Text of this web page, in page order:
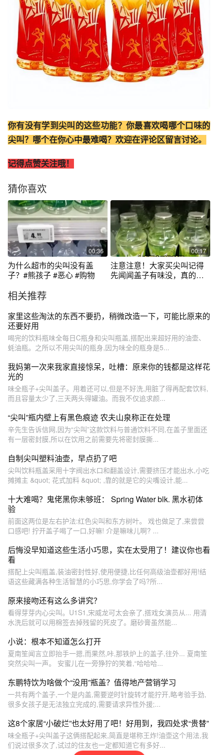
你有没有学到尖叫的这些功能？你最喜欢喝哪个口味的
尖叫？哪个在你心中最难喝？欢迎在评论区留言讨论。
记得点赞关注哦！
猜你喜欢
00:36
为什么超市的尖叫没有盖
子？#熊孩子 #恶心 #购物
00:17
注意注意！大家买尖叫记得
先闻闻盖子有味没，真的有
相关推荐
家里这些淘汰的东西不要扔，稍微改造一下，可能比原来的
还要好用
喝完的饮料瓶味全每日C瓶身和尖叫瓶盖,搭配出来超好用的油壶、
蚝油瓶。之所以不用尖叫的瓶身,因为味全的瓶身是5...
我妈第一次来我家直接惊呆，吐槽：原来你的钱都是这样花
光的
味全瓶子+尖叫盖子。用着还可以,但是不好洗,用脏了得再配套饮料,
而且容量太少了,三天两头得罐油。而我不仅追求颜...
“尖叫”瓶内壁上有黑色痕迹 农夫山泉称正在处理
辛先生告诉信网,因为“尖叫”这款饮料与普通饮料不同,在盖子里面还
有一层密封膜,所以在饮用之前需要先将密封膜撕...
自制尖叫塑料油壶，早点扔了吧
尖叫饮料瓶盖采用十字阀出水口和翻盖设计,需要挤压才能出水,小吃
摊摊主 &quot; 花式加料 &quot; ,靠的就是它的尖嘴设计,能...
十大难喝？鬼佬黑你未够班： Spring Water blk. 黑水初体
验
前面这两位是左右护法:红色尖叫和东方树叶。 戏也做足了,来尝尝
口感吧! 拧开盖子喝了一口,好嘛! 介是嘛味儿啊? ...
后悔没早知道这些生活小巧思，实在太受用了！建议你也看
看
搭配上尖叫瓶盖,装油密封性好,使用便捷,比任何高级油壶都好用!结
语这些藏满各种生活智慧的小巧思,你学会了吗?所...
原来接吻还有这么多讲究？
看得芽芽内心尖叫。U1S1,宋威龙可太会亲了,搭戏女演员从... 用清
水洗后就可以用棉签去掉残留的死皮了。磨砂膏虽然能...
小说：根本不知道怎么打开
夏南笙闻言立即抬手一摁,而果然,咔,那铁炉上的盖子,往外... 夏南笙
突然尖叫一声。 安蜜儿在一旁狰狞的笑着,“哈哈哈...
东鹏特饮为啥做个“没用”瓶盖？值得地产营销学习
一共有两个盖子,一个是内盖,需要逆时针旋转才能拧开,略考验手劲,
很多女孩子是无法独立完成的,需要请求异性外援;...
这8个家居“小破烂”也太好用了吧！好用到，我四处求“贵替”
味全瓶子+尖叫盖子这俩搭配起来,简直是堪称王炸!油壶这个用法,我
们说过很多次了,试过的住友也一定都知道它有多好...